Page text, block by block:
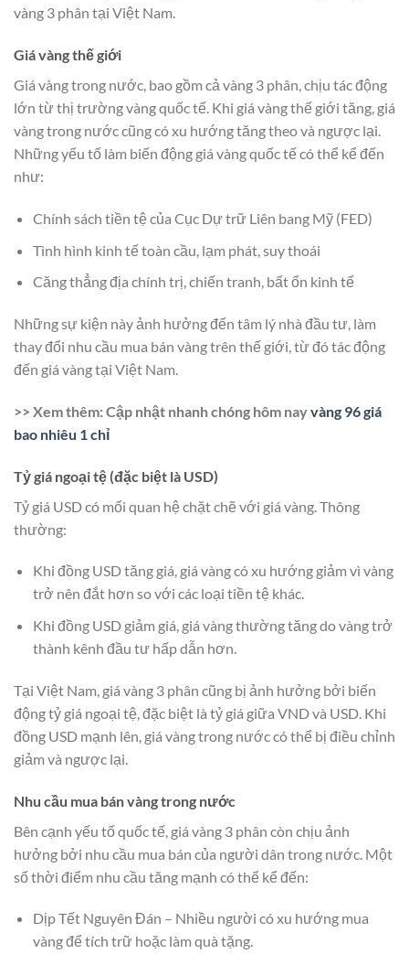
vàng 3 phân tại Việt Nam.
Giá vàng thế giới
Giá vàng trong nước, bao gồm cả vàng 3 phân, chịu tác động
lớn từ thị trường vàng quốc tế. Khi giá vàng thế giới tăng, giá
vàng trong nước cũng có xu hướng tăng theo và ngược lại.
Những yếu tố làm biến động giá vàng quốc tế có thể kể đến
như:
Chính sách tiền tệ của Cục Dự trữ Liên bang Mỹ (FED)
Tình hình kinh tế toàn cầu, lạm phát, suy thoái
Căng thẳng địa chính trị, chiến tranh, bất ổn kinh tế
Những sự kiện này ảnh hưởng đến tâm lý nhà đầu tư, làm
thay đổi nhu cầu mua bán vàng trên thế giới, từ đó tác động
đến giá vàng tại Việt Nam.
>> Xem thêm: Cập nhật nhanh chóng hôm nayvàng 96 giá
bao nhiêu 1 chỉ
Tỷ giá ngoại tệ (đặc biệt là USD)
Tỷ giá USD có mối quan hệ chặt chẽ với giá vàng. Thông
thường:
Khi đồng USD tăng giá, giá vàng có xu hướng giảm vì vàng
trở nên đắt hơn so với các loại tiền tệ khác.
Khi đồng USD giảm giá, giá vàng thường tăng do vàng trở
thành kênh đầu tư hấp dẫn hơn.
Tại Việt Nam, giá vàng 3 phân cũng bị ảnh hưởng bởi biến
động tỷ giá ngoại tệ, đặc biệt là tỷ giá giữa VND và USD. Khi
đồng USD mạnh lên, giá vàng trong nước có thể bị điều chỉnh
giảm và ngược lại.
Nhu cầu mua bán vàng trong nước
Bên cạnh yếu tố quốc tế, giá vàng 3 phân còn chịu ảnh
hưởng bởi nhu cầu mua bán của người dân trong nước. Một
số thời điểm nhu cầu tăng mạnh có thể kể đến:
Dịp Tết Nguyên Đán – Nhiều người có xu hướng mua
vàng để tích trữ hoặc làm quà tặng.